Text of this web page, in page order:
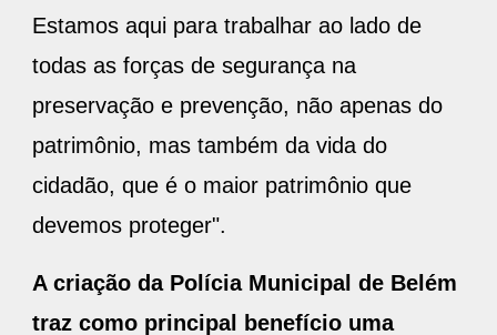
Estamos aqui para trabalhar ao lado de
todas as forças de segurança na
preservação e prevenção, não apenas do
patrimônio, mas também da vida do
cidadão, que é o maior patrimônio que
devemos proteger".
A criação da Polícia Municipal de Belém
traz como principal benefício uma